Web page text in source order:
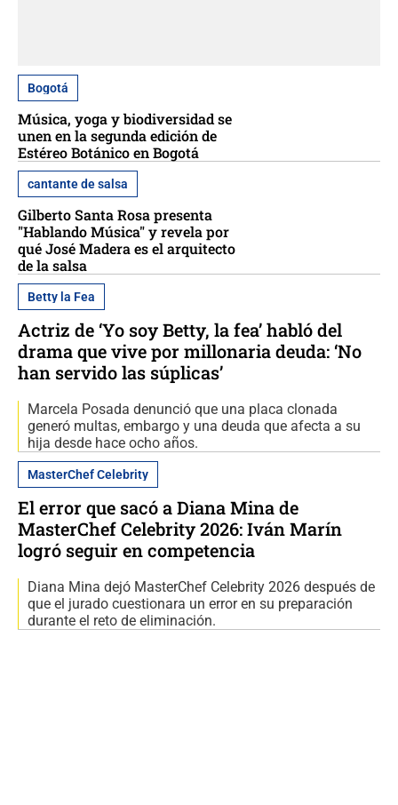
Bogotá
Música, yoga y biodiversidad se
unen en la segunda edición de
Estéreo Botánico en Bogotá
cantante de salsa
Gilberto Santa Rosa presenta
"Hablando Música" y revela por
qué José Madera es el arquitecto
de la salsa
Betty la Fea
Actriz de ‘Yo soy Betty, la fea’ habló del
drama que vive por millonaria deuda: ‘No
han servido las súplicas’
Marcela Posada denunció que una placa clonada
generó multas, embargo y una deuda que afecta a su
hija desde hace ocho años.
MasterChef Celebrity
El error que sacó a Diana Mina de
MasterChef Celebrity 2026: Iván Marín
logró seguir en competencia
Diana Mina dejó MasterChef Celebrity 2026 después de
que el jurado cuestionara un error en su preparación
durante el reto de eliminación.